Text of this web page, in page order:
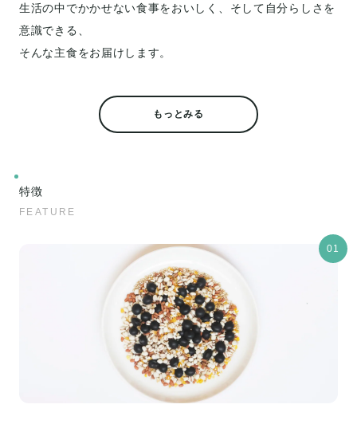
生活の中でかかせない食事をおいしく、そして自分らしさを
意識できる、
そんな主食をお届けします。
もっとみる
特徴
FEATURE
01